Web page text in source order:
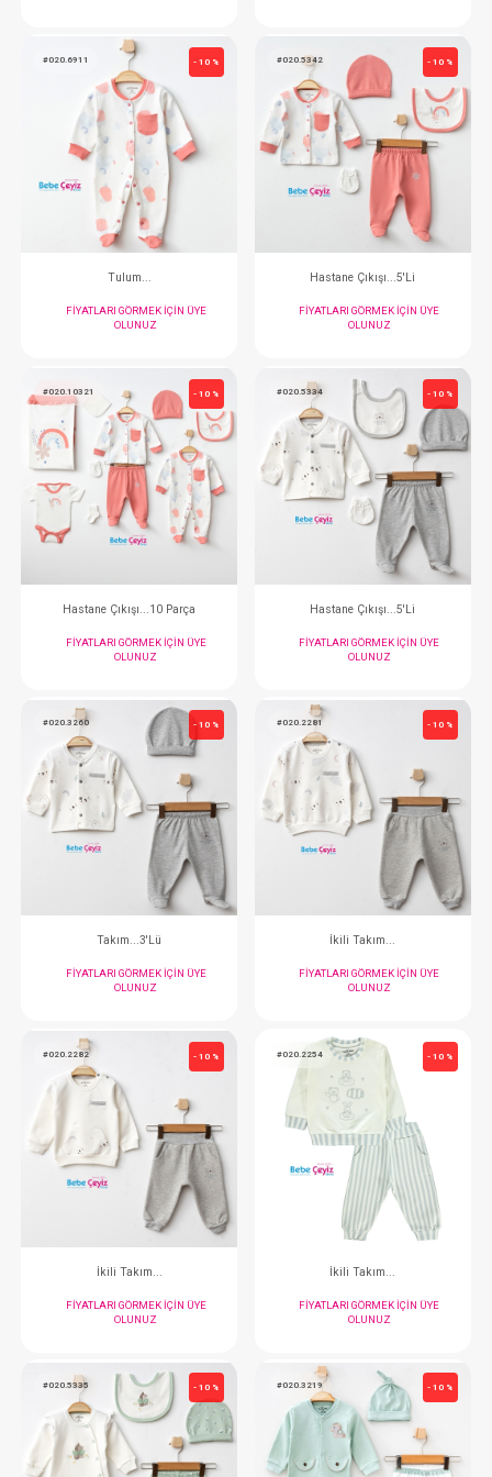
Hastane Çıkışı...5'Li
FIYATLARI GÖRMEK IÇIN ÜYE
OLUNUZ
Tulum...
FIYATLARI
OLUNUZ
#020.6911
Tulum...
FIYATLARI GÖRMEK IÇIN ÜYE
OLUNUZ
#020.5342
Hastane
FIYATLARI
OLUNUZ
#020.10321
Hastane Çıkışı...10 Parça
OLUNUZ
#020.5334
Hastane
Takım...3'Lü İkili
#020.2282 - 10 % #020.2254